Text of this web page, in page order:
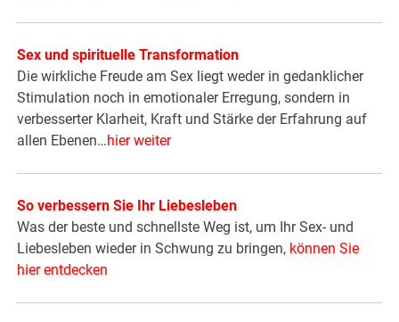
Sex und spirituelle Transformation
Die wirkliche Freude am Sex liegt weder in gedanklicher
Stimulation noch in emotionaler Erregung, sondern in
verbesserter Klarheit, Kraft und Stärke der Erfahrung auf
allen Ebenen…hier weiter
So verbessern Sie Ihr Liebesleben
Was der beste und schnellste Weg ist, um Ihr Sex- und
Liebesleben wieder in Schwung zu bringen, können Sie
hier entdecken